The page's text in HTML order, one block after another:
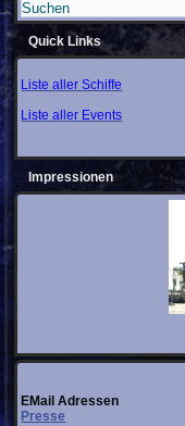
Quick Links
Liste aller Schiffe
Liste aller Events
Impressionen
EMail Adressen
Presse